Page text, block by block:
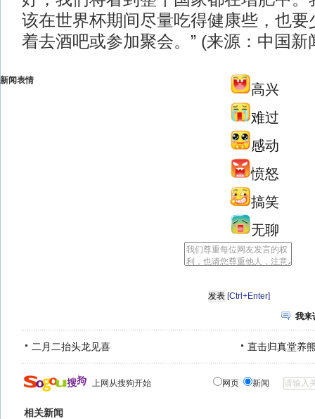
该在世界杯期间尽量吃得健康些，也要
着去酒吧或参加聚会。” (来源：中国新
新闻表情
高兴
难过
感动
愤怒
搞笑
无聊
[Ctrl+Enter]
我来
二月二抬头龙见喜 直击归真堂养
上网从搜狗开始 网页 新闻
相关新闻